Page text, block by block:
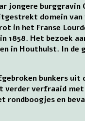
jongere burggravin
domein
in het Franse
1858. Het bezoek
in Houthulst. In
bunkers uit
verder verfraaid
rondboogjes en